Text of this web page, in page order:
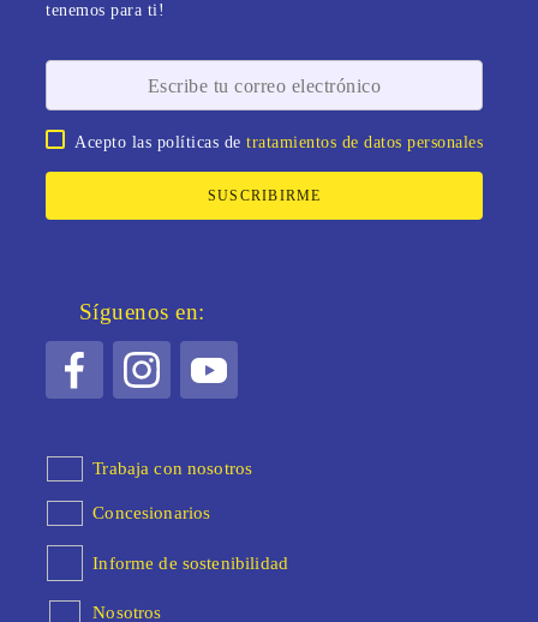
tenemos para ti!
Acepto las políticas detratamientos de datos personales
SUSCRIBIRME
Síguenos en:
Trabaja con nosotros
Concesionarios
Informe de sostenibilidad
Nosotros